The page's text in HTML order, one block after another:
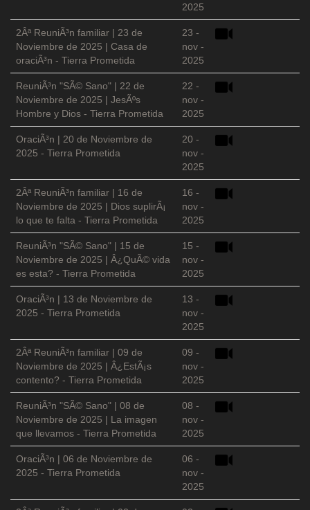
2025
2Âª ReuniÃ³n familiar | 23 de
Noviembre de 2025 | Casa de
oraciÃ³n - Tierra Prometida
23 -
nov -
2025
ReuniÃ³n "SÃ© Sano" | 22 de
Noviembre de 2025 | JesÃºs
Hombre y Dios - Tierra Prometida
22 -
nov -
2025
OraciÃ³n | 20 de Noviembre de
2025 - Tierra Prometida
20 -
nov -
2025
2Âª ReuniÃ³n familiar | 16 de
Noviembre de 2025 | Dios suplirÃ¡
lo que te falta - Tierra Prometida
16 -
nov -
2025
ReuniÃ³n "SÃ© Sano" | 15 de
Noviembre de 2025 | Â¿QuÃ© vida
es esta? - Tierra Prometida
15 -
nov -
2025
OraciÃ³n | 13 de Noviembre de
2025 - Tierra Prometida
13 -
nov -
2025
2Âª ReuniÃ³n familiar | 09 de
Noviembre de 2025 | Â¿EstÃ¡s
contento? - Tierra Prometida
09 -
nov -
2025
ReuniÃ³n "SÃ© Sano" | 08 de
Noviembre de 2025 | La imagen
que llevamos - Tierra Prometida
08 -
nov -
2025
OraciÃ³n | 06 de Noviembre de
2025 - Tierra Prometida
06 -
nov -
2025